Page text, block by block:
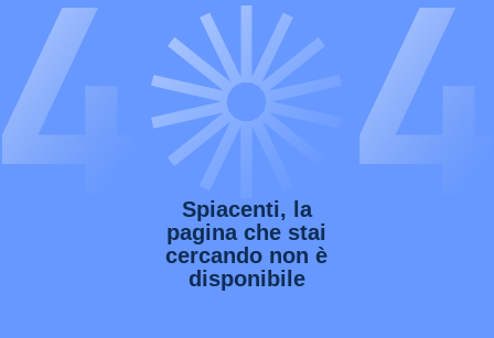
Spiacenti, la
pagina che stai
cercando non è
disponibile